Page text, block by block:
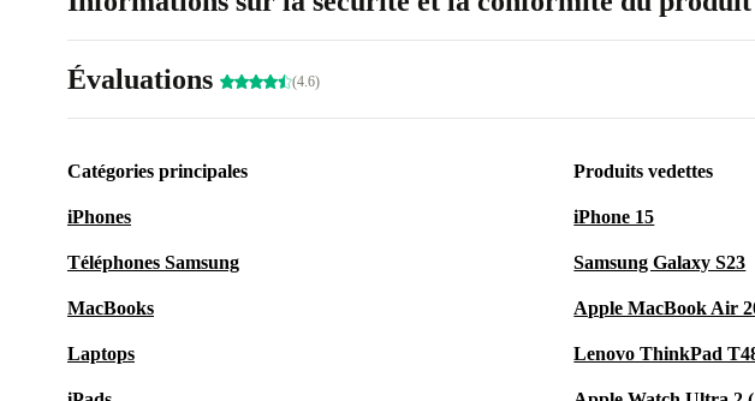
Évaluations (4.6)
Catégories principales
iPhones
Téléphones Samsung
MacBooks
Laptops
Produits vedettes
iPhone 15
Samsung Galaxy S23
Apple MacBook Air
Lenovo ThinkPad